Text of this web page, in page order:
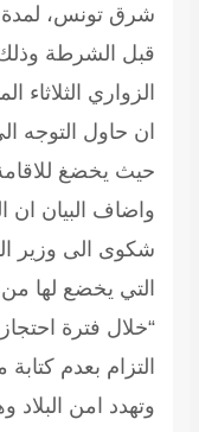
قبل الشرطة
الزواري
ان حاول التوجه
حيث يخضغ
واضاف البيان ان
شكوى الى وزير
التي يخضع لها من
“خلال فترة
التزام بعدم
وتهدد امن البلاد